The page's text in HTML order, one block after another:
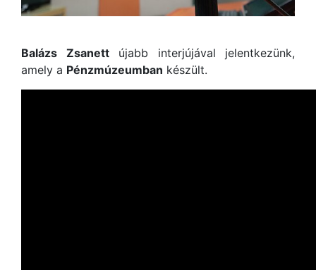
Balázs Zsanettújabb interjújával jelentkezünk,
amely a Pénzmúzeumban készült.